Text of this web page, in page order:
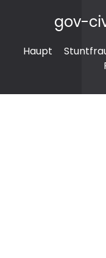
gov-
Haupt